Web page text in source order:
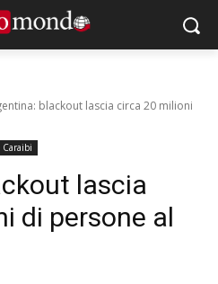
blackout lascia circa 20 milioni
Caraibi
lascia
di persone al